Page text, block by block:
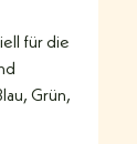
für die
Grün,